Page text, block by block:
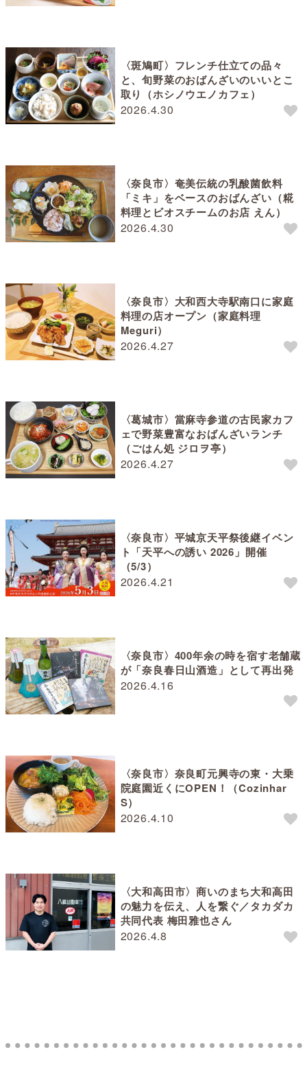
2026.4.30
〈斑鳩町〉フレンチ仕立ての品々
と、旬野菜のおばんざいのいいとこ
取り（ホシノウエノカフェ）
2026.4.30
〈奈良市〉奄美伝統の乳酸菌飲料
「ミキ」をベースのおばんざい（糀
料理とビオスチームのお店 えん）
2026.4.27
〈奈良市〉大和西大寺駅南口に家庭
料理の店オープン（家庭料理
Meguri）
2026.4.27
〈葛城市〉當麻寺参道の古民家カフ
ェで野菜豊富なおばんざいランチ
（ごはん処 ジロヲ亭）
2026.4.21
〈奈良市〉平城京天平祭後継イベン
ト「天平への誘い 2026」開催
（5/3）
2026.4.16
〈奈良市〉400年余の時を宿す老舗蔵
が「奈良春日山酒造」として再出発
2026.4.10
〈奈良市〉奈良町元興寺の東・大乗
院庭園近くにOPEN！（Cozinhar
S）
2026.4.8
〈大和高田市〉商いのまち大和高田
の魅力を伝え、人を繋ぐ／タカダカ
共同代表 梅田雅也さん